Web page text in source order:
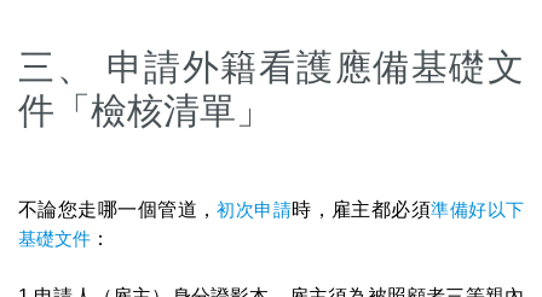
三、 申請外籍看護應備基礎文
件「檢核清單」
不論您走哪一個管道，初次申請時，雇主都必須準備好以下
基礎文件 ：